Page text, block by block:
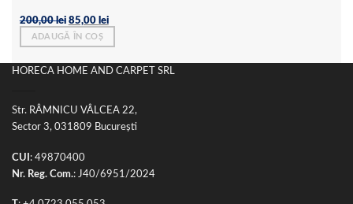
200,00lei Prețul
inițial
a
fost:
200,00 lei.
85,00 leiPrețul
curent
85,00 lei.
ADAUGĂ ÎN COȘ
HORECA HOME AND CARPET SRL
Str. RÂMNICU VÂLCEA 22,
Sector 3, 031809 București
CUI : 49870400
Nr. Reg. Com.: J40/6951/2024